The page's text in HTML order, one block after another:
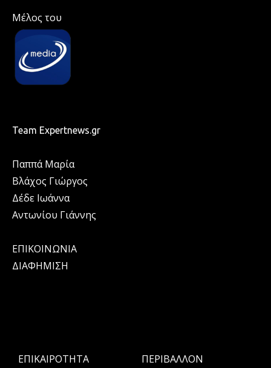
Μέλος του
Team Expertnews.gr
Παππά Μαρία
Βλάχος Γιώργος
Δέδε Ιωάννα
Αντωνίου Γιάννης
ΕΠΙΚΟΙΝΩΝΙΑ
ΔΙΑΦΗΜΙΣΗ
ΕΠΙΚΑΙΡΟΤΗΤΑ
ΠΕΡΙΒΑΛΛΟΝ